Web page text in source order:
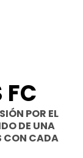
FC
POR EL
DE UNA
CON CADA